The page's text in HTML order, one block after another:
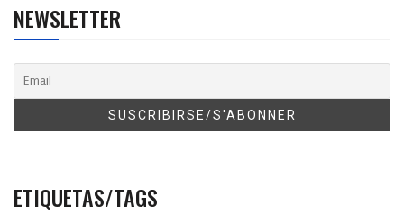
NEWSLETTER
ETIQUETAS/TAGS